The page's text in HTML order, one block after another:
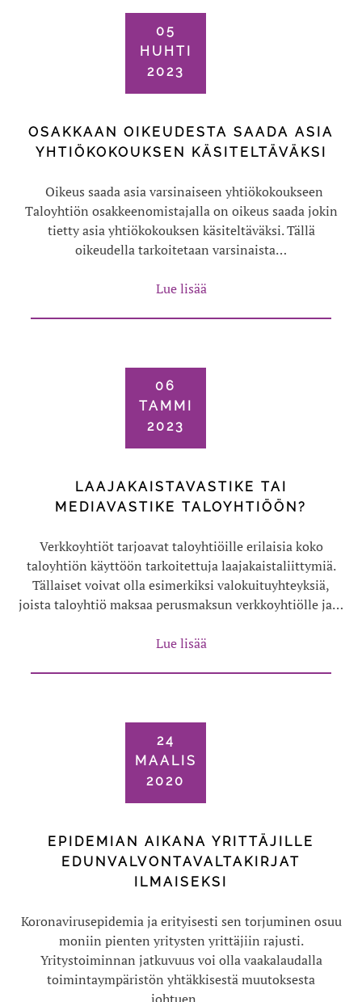
05
HUHTI
2023
OSAKKAAN OIKEUDESTA SAADA ASIA
YHTIÖKOKOUKSEN KÄSITELTÄVÄKSI
Oikeus saada asia varsinaiseen yhtiökokoukseen
Taloyhtiön osakkeenomistajalla on oikeus saada jokin
tietty asia yhtiökokouksen käsiteltäväksi. Tällä
oikeudella tarkoitetaan varsinaista…
Lue lisää
06
TAMMI
2023
LAAJAKAISTAVASTIKE TAI
MEDIAVASTIKE TALOYHTIÖÖN?
Verkkoyhtiöt tarjoavat taloyhtiöille erilaisia koko
taloyhtiön käyttöön tarkoitettuja laajakaistaliittymiä.
Tällaiset voivat olla esimerkiksi valokuituyhteyksiä,
joista taloyhtiö maksaa perusmaksun verkkoyhtiölle ja…
Lue lisää
24
MAALIS
2020
EPIDEMIAN AIKANA YRITTÄJILLE
EDUNVALVONTAVALTAKIRJAT
ILMAISEKSI
Koronavirusepidemia ja erityisesti sen torjuminen osuu
moniin pienten yritysten yrittäjiin rajusti.
Yritystoiminnan jatkuvuus voi olla vaakalaudalla
toimintaympäristön yhtäkkisestä muutoksesta